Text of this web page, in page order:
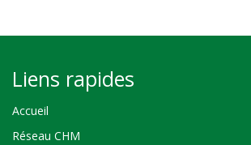
Liens rapides
Accueil
Réseau CHM